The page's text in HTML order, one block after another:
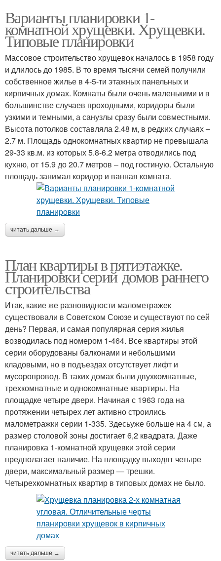
Варианты планировки 1-
комнатной хрущевки. Хрущевки.
Типовые планировки
Массовое строительство хрущевок началось в 1958 году
и длилось до 1985. В то время тысячи семей получили
собственное жилье в 4-5-ти этажных панельных и
кирпичных домах. Комнаты были очень маленькими и в
большинстве случаев проходными, коридоры были
узкими и темными, а санузлы сразу были совместными.
Высота потолков составляла 2.48 м, в редких случаях –
2.7 м. Площадь однокомнатных квартир не превышала
29-33 кв.м. из которых 5.8-6.2 метра отводились под
кухню, от 15.9 до 20.7 метров – под гостиную. Остальную
площадь занимал коридор и ванная комната.
читать дальше →
План квартиры в пятиэтажке.
Планировки серий домов раннего
строительства
Итак, какие же разновидности малометражек
существовали в Советском Союзе и существуют по сей
день? Первая, и самая популярная серия жилья
возводилась под номером 1-464. Все квартиры этой
серии оборудованы балконами и небольшими
кладовыми, но в подъездах отсутствует лифт и
мусоропровод. В таких домах были двухкомнатные,
трехкомнатные и однокомнатные квартиры. На
площадке четыре двери. Начиная с 1963 года на
протяжении четырех лет активно строились
малометражки серии 1-335. Здесьуже больше на 4 см, а
размер столовой зоны достигает 6,2 квадрата. Даже
планировка 1-комнатной хрущевки этой серии
предполагает наличие. На площадку выходят четыре
двери, максимальный размер — трешки.
Четырехкомнатных квартир в типовых домах не было.
читать дальше →